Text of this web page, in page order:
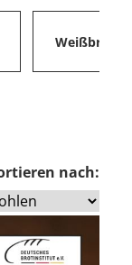
Weißbrote
nach: